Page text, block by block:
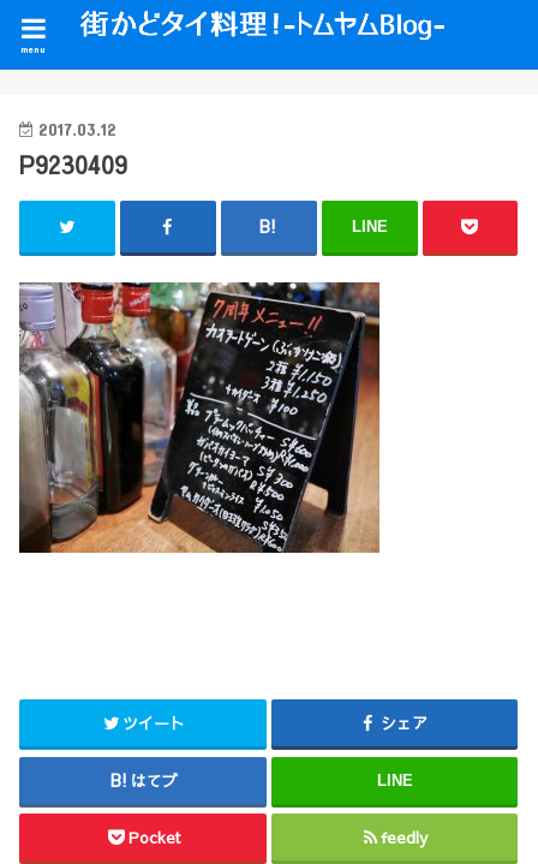
menu
2017.03.12
P9230409
LINE
ツイート シェア
はてブ LINE
Pocket feedly